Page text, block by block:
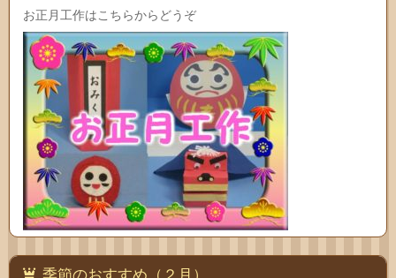
お正月工作はこちらからどうぞ